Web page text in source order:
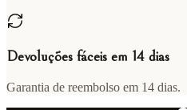
Devoluções fáceis em 14 dias
Garantia de reembolso em 14 dias.